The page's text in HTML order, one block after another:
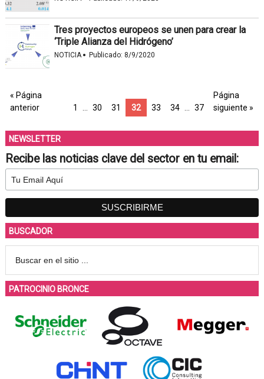
Tres proyectos europeos se unen para crear la
‘Triple Alianza del Hidrógeno’
NOTICIA· Publicado: 8/9/2020
« Página
anterior
1 30 31 32 33 34 37
Página
siguiente »
NEWSLETTER
Recibe las noticias clave del sector en tu email:
BUSCADOR
PATROCINIO BRONCE